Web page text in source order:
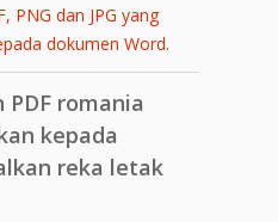
PNG dan JPG yang
dokumen Word.
romania
kepada
reka letak